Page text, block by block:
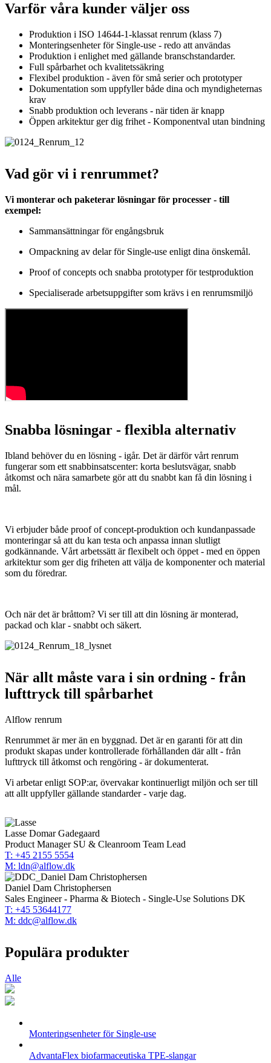
Varför våra kunder väljer oss
Produktion i ISO 14644-1-klassat renrum (klass 7)
Monteringsenheter för Single-use - redo att användas
Produktion i enlighet med gällande branschstandarder.
Full spårbarhet och kvalitetssäkring
Flexibel produktion - även för små serier och prototyper
Dokumentation som uppfyller både dina och myndigheternas
krav
Snabb produktion och leverans - när tiden är knapp
Öppen arkitektur ger dig frihet - Komponentval utan bindning
Vad gör vi i renrummet?
Vi monterar och paketerar lösningar för processer - till
exempel:
Sammansättningar för engångsbruk
Ompackning av delar för Single-use enligt dina önskemål.
Proof of concepts och snabba prototyper för testproduktion
Specialiserade arbetsuppgifter som krävs i en renrumsmiljö
Snabba lösningar - flexibla alternativ
Ibland behöver du en lösning - igår. Det är därför vårt renrum
fungerar som ett snabbinsatscenter: korta beslutsvägar, snabb
åtkomst och nära samarbete gör att du snabbt kan få din lösning i
mål.
Vi erbjuder både proof of concept-produktion och kundanpassade
monteringar så att du kan testa och anpassa innan slutligt
godkännande. Vårt arbetssätt är flexibelt och öppet - med en öppen
arkitektur som ger dig friheten att välja de komponenter och material
som du föredrar.
Och när det är bråttom? Vi ser till att din lösning är monterad,
packad och klar - snabbt och säkert.
När allt måste vara i sin ordning - från
lufttryck till spårbarhet
Alflow renrum
Renrummet är mer än en byggnad. Det är en garanti för att din
produkt skapas under kontrollerade förhållanden där allt - från
lufttryck till åtkomst och rengöring - är dokumenterat.
Vi arbetar enligt SOP:ar, övervakar kontinuerligt miljön och ser till
att allt uppfyller gällande standarder - varje dag.
Lasse Domar Gadegaard
Product Manager SU & Cleanroom Team Lead
T: +45 2155 5554
M: ldn@alflow.dk
Daniel Dam Christophersen
Sales Engineer - Pharma & Biotech - Single-Use Solutions DK
T: +45 53644177
M: ddc@alflow.dk
Populära produkter
Alle
Monteringsenheter för Single-use
AdvantaFlex biofarmaceutiska TPE-slangar